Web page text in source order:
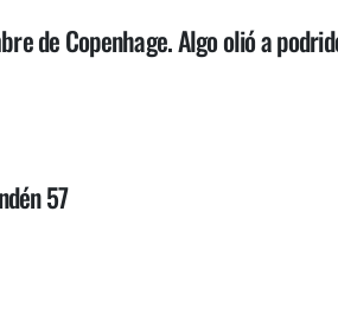
de Copenhage. Algo olió a
57